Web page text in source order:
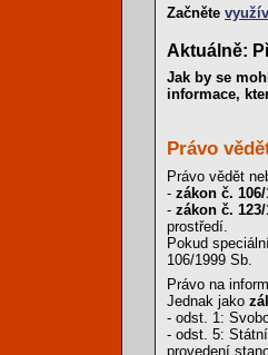
Začněte
Aktuálně:
Jak by se
informace,
Právo
Právo vědět
- zákon č.
- zákon č.
prostředí.
Pokud
106/1999 Sb.
Právo na
Jednak jako
- odst. 1:
- odst. 5:
provedení